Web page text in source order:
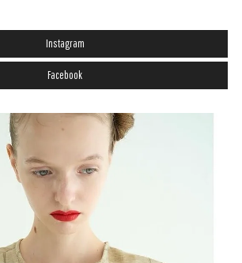
Instagram
Facebook